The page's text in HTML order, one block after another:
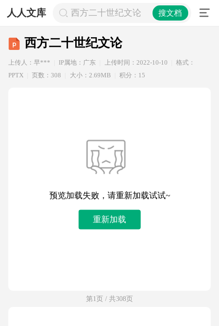
人人文库 西方二十世纪文论 搜文档
西方二十世纪文论
上传人：早*** IP属地：广东 上传时间：2022-10-10
格式：
PPTX
页数：308 大小：2.69MB 积分：15
预览加载失败，请重新加载试试~
重新加载
第1页 / 共308页